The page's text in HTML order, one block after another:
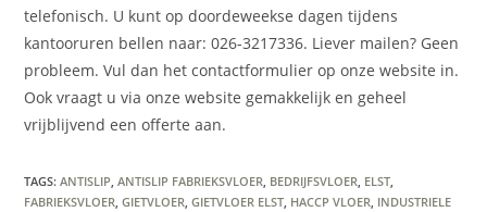
telefonisch. U kunt op doordeweekse dagen tijdens
kantooruren bellen naar: 026-3217336. Liever mailen? Geen
probleem. Vul dan het contactformulier op onze website in.
Ook vraagt u via onze website gemakkelijk en geheel
vrijblijvend een offerte aan.
TAGS:ANTISLIP ANTISLIP FABRIEKSVLOER BEDRIJFSVLOER ELST
FABRIEKSVLOER GIETVLOER GIETVLOER ELST HACCP VLOER INDUSTRIELE